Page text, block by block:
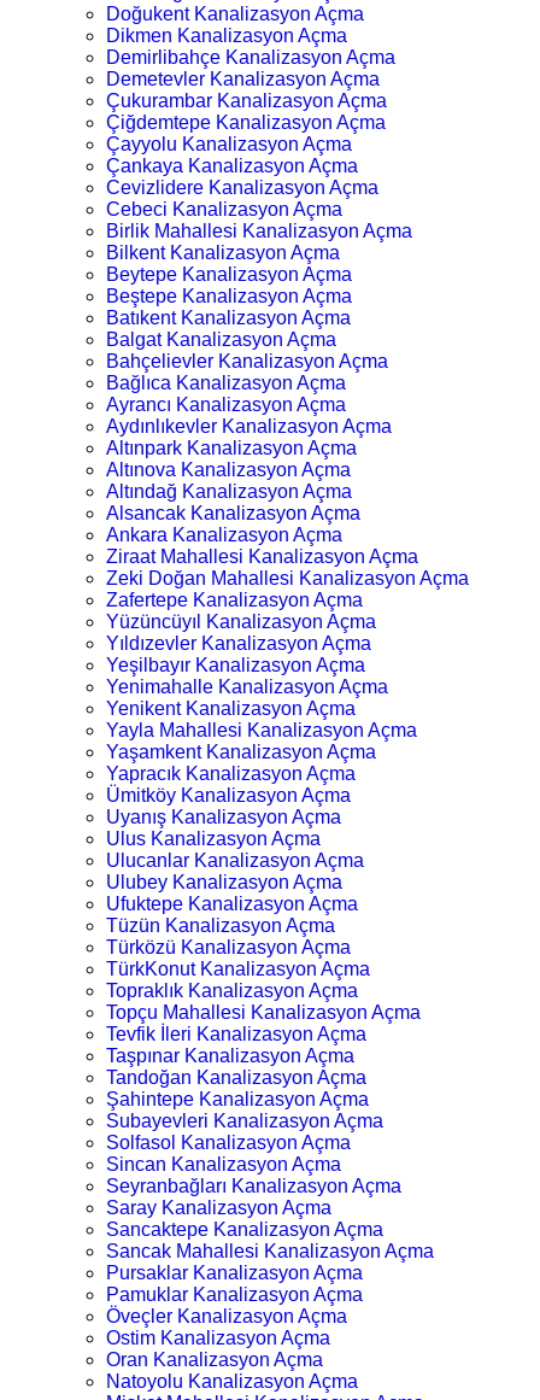
Doğukent Kanalizasyon Açma
Dikmen Kanalizasyon Açma
Demirlibahçe Kanalizasyon Açma
Demetevler Kanalizasyon Açma
Çukurambar Kanalizasyon Açma
Çiğdemtepe Kanalizasyon Açma
Çayyolu Kanalizasyon Açma
Çankaya Kanalizasyon Açma
Cevizlidere Kanalizasyon Açma
Cebeci Kanalizasyon Açma
Birlik Mahallesi Kanalizasyon Açma
Bilkent Kanalizasyon Açma
Beytepe Kanalizasyon Açma
Beştepe Kanalizasyon Açma
Batıkent Kanalizasyon Açma
Balgat Kanalizasyon Açma
Bahçelievler Kanalizasyon Açma
Bağlıca Kanalizasyon Açma
Ayrancı Kanalizasyon Açma
Aydınlıkevler Kanalizasyon Açma
Altınpark Kanalizasyon Açma
Altınova Kanalizasyon Açma
Altındağ Kanalizasyon Açma
Alsancak Kanalizasyon Açma
Ankara Kanalizasyon Açma
Ziraat Mahallesi Kanalizasyon Açma
Zeki Doğan Mahallesi Kanalizasyon Açma
Zafertepe Kanalizasyon Açma
Yüzüncüyıl Kanalizasyon Açma
Yıldızevler Kanalizasyon Açma
Yeşilbayır Kanalizasyon Açma
Yenimahalle Kanalizasyon Açma
Yenikent Kanalizasyon Açma
Yayla Mahallesi Kanalizasyon Açma
Yaşamkent Kanalizasyon Açma
Yapracık Kanalizasyon Açma
Ümitköy Kanalizasyon Açma
Uyanış Kanalizasyon Açma
Ulus Kanalizasyon Açma
Ulucanlar Kanalizasyon Açma
Ulubey Kanalizasyon Açma
Ufuktepe Kanalizasyon Açma
Tüzün Kanalizasyon Açma
Türközü Kanalizasyon Açma
TürkKonut Kanalizasyon Açma
Topraklık Kanalizasyon Açma
Topçu Mahallesi Kanalizasyon Açma
Tevfik İleri Kanalizasyon Açma
Taşpınar Kanalizasyon Açma
Tandoğan Kanalizasyon Açma
Şahintepe Kanalizasyon Açma
Subayevleri Kanalizasyon Açma
Solfasol Kanalizasyon Açma
Sincan Kanalizasyon Açma
Seyranbağları Kanalizasyon Açma
Saray Kanalizasyon Açma
Sancaktepe Kanalizasyon Açma
Sancak Mahallesi Kanalizasyon Açma
Pursaklar Kanalizasyon Açma
Pamuklar Kanalizasyon Açma
Öveçler Kanalizasyon Açma
Ostim Kanalizasyon Açma
Oran Kanalizasyon Açma
Natoyolu Kanalizasyon Açma